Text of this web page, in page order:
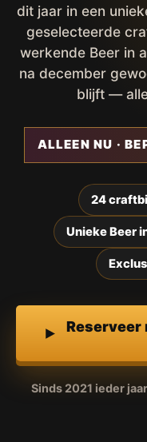
dit jaar in een
geselecteerde
werkende Beer in
na december
blijft —
ALLEEN NU ·
24
Unieke Beer
Sinds 2021 ieder